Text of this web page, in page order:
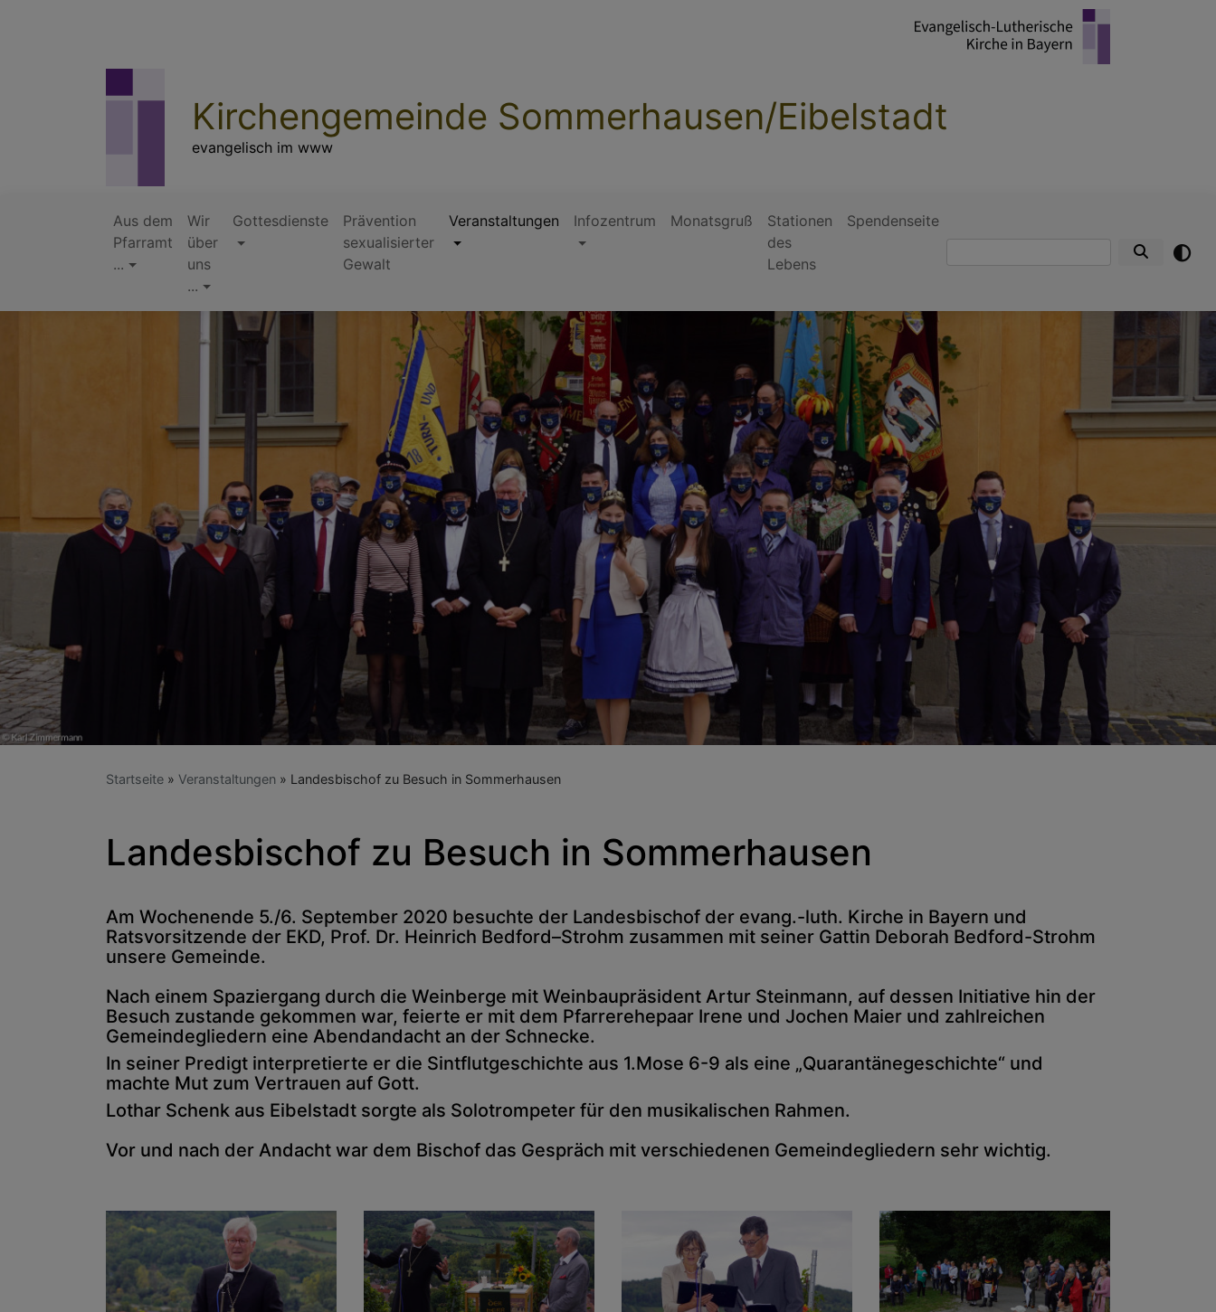
Kirchengemeinde Sommerhausen/Eibelstadt
evangelisch im www
Hauptnavigation
Aus dem
Pfarramt
...
Wir
über
uns
...
Gottesdienste
Prävention
sexualisierter
Gewalt
Veranstaltungen Infozentrum Monatsgruß
Stationen
des
Lebens
Spendenseite
Startseite Veranstaltungen Landesbischof zu Besuch in Sommerhausen
Landesbischof zu Besuch in Sommerhausen
Am Wochenende 5./6. September 2020 besuchte der Landesbischof der evang.-luth. Kirche in Bayern und
Ratsvorsitzende der EKD, Prof. Dr. Heinrich Bedford–Strohm zusammen mit seiner Gattin Deborah Bedford-Strohm
unsere Gemeinde.
Nach einem Spaziergang durch die Weinberge mit Weinbaupräsident Artur Steinmann, auf dessen Initiative hin der
Besuch zustande gekommen war, feierte er mit dem Pfarrerehepaar Irene und Jochen Maier und zahlreichen
Gemeindegliedern eine Abendandacht an der Schnecke.
In seiner Predigt interpretierte er die Sintflutgeschichte aus 1.Mose 6-9 als eine „Quarantänegeschichte“ und
machte Mut zum Vertrauen auf Gott.
Lothar Schenk aus Eibelstadt sorgte als Solotrompeter für den musikalischen Rahmen.
Vor und nach der Andacht war dem Bischof das Gespräch mit verschiedenen Gemeindegliedern sehr wichtig.